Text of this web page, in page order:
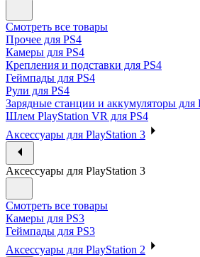
Смотреть все товары
Прочее для PS4
Камеры для PS4
Крепления и подставки для PS4
Геймпады для PS4
Рули для PS4
Зарядные станции и аккумуляторы для
Шлем PlayStation VR для PS4
Аксессуары для PlayStation 3
Аксессуары для PlayStation 3
Смотреть все товары
Камеры для PS3
Геймпады для PS3
Аксессуары для PlayStation 2